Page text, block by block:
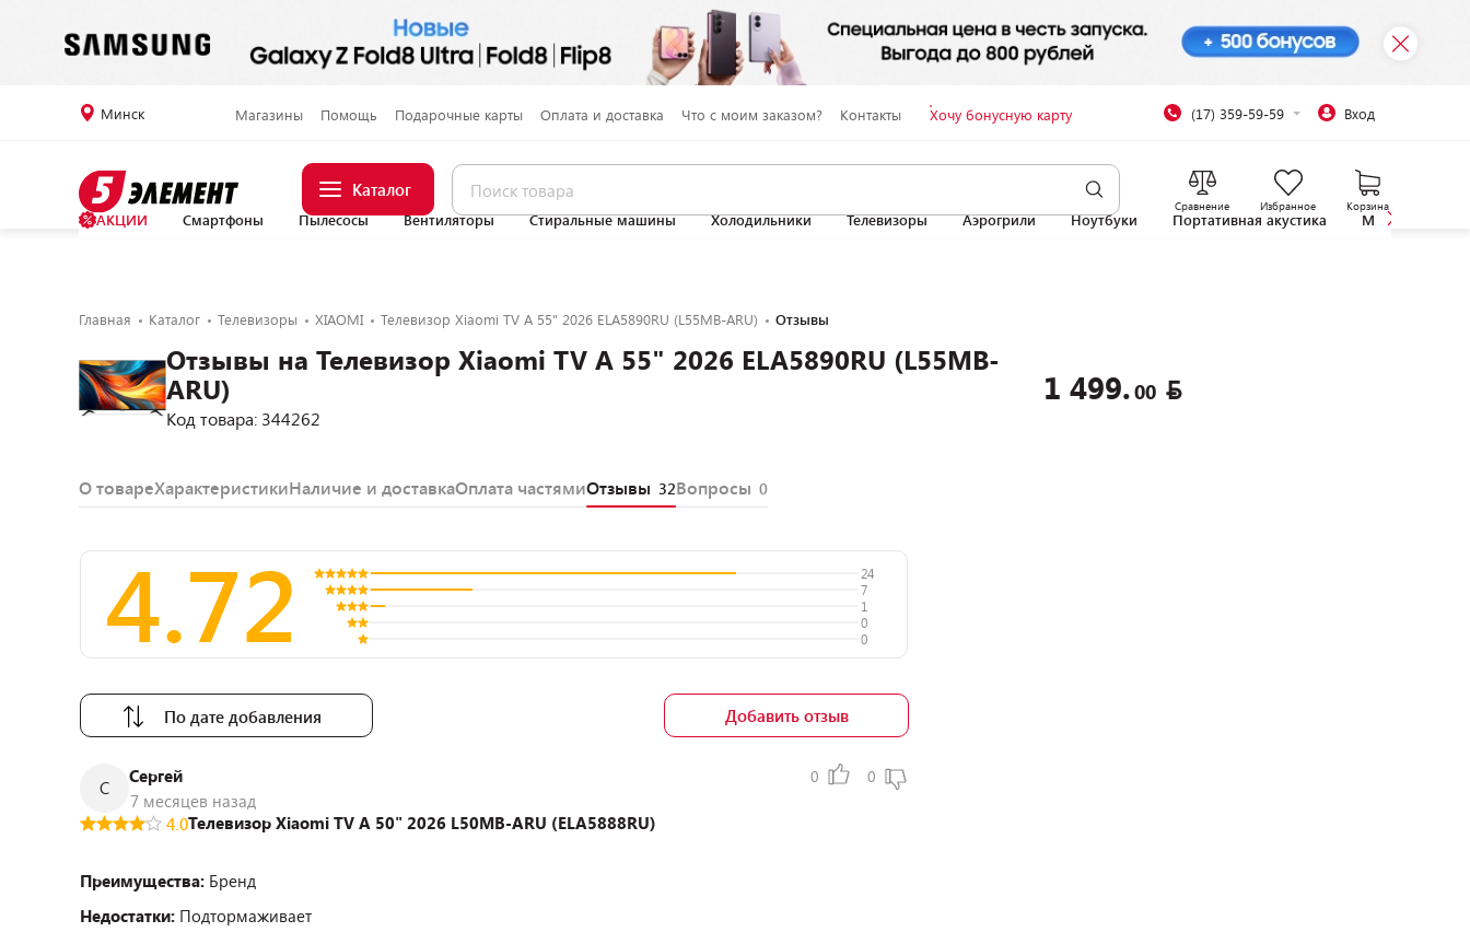
Минск Магазины Помощь Подарочные карты Оплата и доставка Что с моим заказом? Контакты Хочу бонусную карту (17) 359-59-59 Вход
Каталог
Сравнение Избранное Корзина
АКЦИИ Смартфоны Пылесосы Вентиляторы Стиральные машины Холодильники Телевизоры Аэрогрили Ноутбуки Портативная акустика
Главная Каталог Телевизоры XIAOMI Телевизор Xiaomi TV A 55" 2026 ELA5890RU (L55MB-ARU) Отзывы
Отзывы на Телевизор Xiaomi TV A 55" 2026 ELA5890RU (L55MB-
ARU)
Код товара: 344262
1 499.00
О товареХарактеристикиНаличие и доставкаОплата частямиОтзывы 32Вопросы 0
4.72
24
7
1
0
0
По дате добавления Добавить отзыв
С
Сергей
7 месяцев назад
0 0
4.0Телевизор Xiaomi TV A 50" 2026 L50MB-ARU (ELA5888RU)
Преимущества: Бренд
Недостатки: Подтормаживает